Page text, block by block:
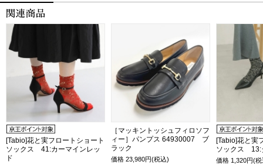
[Tabio]花と実フロートショート
ソックス 41:カーマインレッ
ド
［マッキントッシュフィロソフ
ィー］パンプス 64930007 ブ
ラック
価格23,980円(税込)
[Tabio]花と実
ソックス 13:
価格 1,320円(